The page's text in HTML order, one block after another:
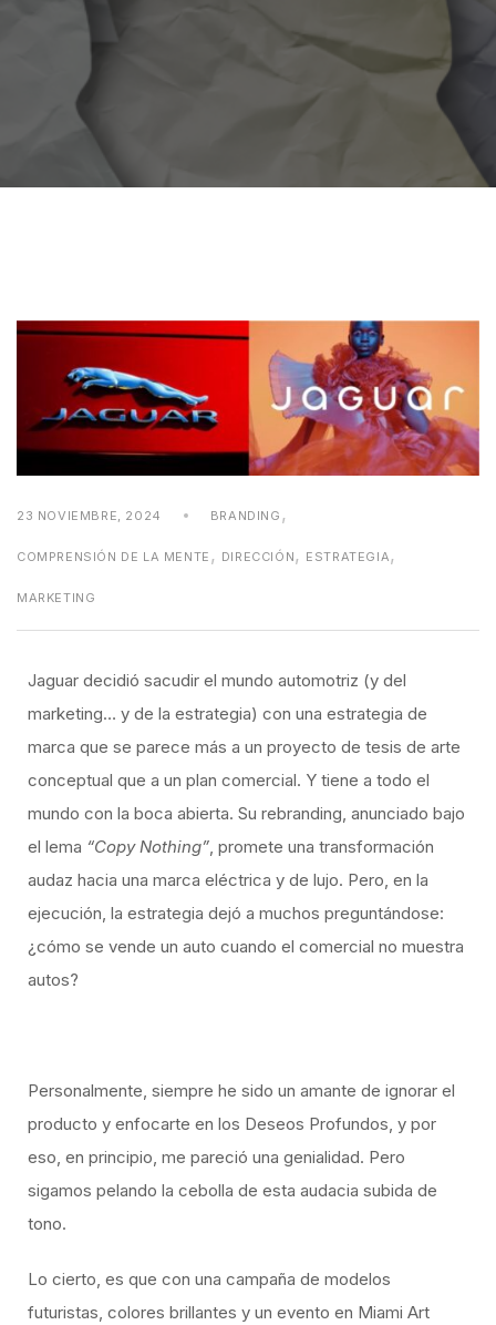
23 NOVIEMBRE, 2024 BRANDING ,
COMPRENSIÓN DE LA MENTE , DIRECCIÓN, ESTRATEGIA,
MARKETING
Jaguar decidió sacudir el mundo automotriz (y del
marketing… y de la estrategia) con una estrategia de
marca que se parece más a un proyecto de tesis de arte
conceptual que a un plan comercial. Y tiene a todo el
mundo con la boca abierta. Su rebranding, anunciado bajo
el lema “Copy Nothing”, promete una transformación
audaz hacia una marca eléctrica y de lujo. Pero, en la
ejecución, la estrategia dejó a muchos preguntándose:
¿cómo se vende un auto cuando el comercial no muestra
autos?
Personalmente, siempre he sido un amante de ignorar el
producto y enfocarte en los Deseos Profundos, y por
eso, en principio, me pareció una genialidad. Pero
sigamos pelando la cebolla de esta audacia subida de
tono.
Lo cierto, es que con una campaña de modelos
futuristas, colores brillantes y un evento en Miami Art